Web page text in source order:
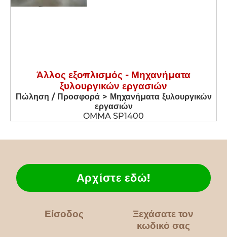
Άλλος εξοπλισμός - Μηχανήματα
ξυλουργικών εργασιών
Πώληση / Προσφορά > Μηχανήματα ξυλουργικών
εργασιών
OMMA SP1400
Είσοδος
Ξεχάσατε τον
κωδικό σας
Αρχίστε εδώ!